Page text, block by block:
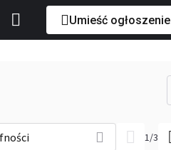
Umieść ogłoszenie
1/3